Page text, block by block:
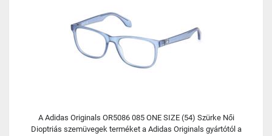
A Adidas Originals OR5086 085 ONE SIZE (54) Szürke Női
Dioptriás szemüvegek terméket a Adidas Originals gyártótól a